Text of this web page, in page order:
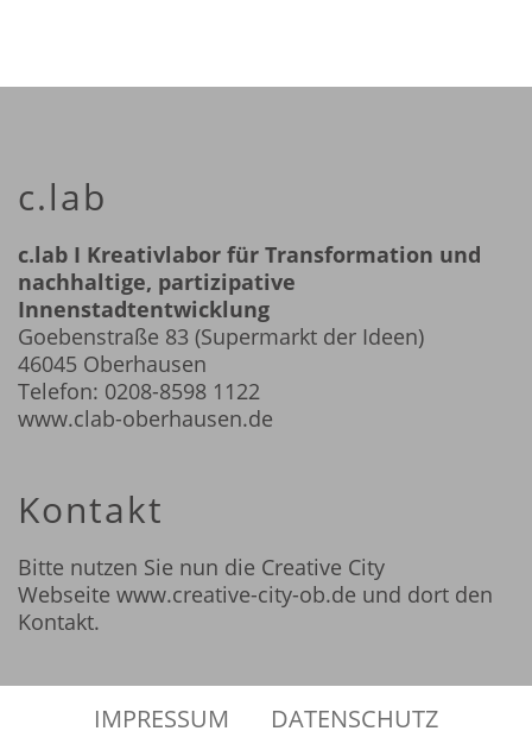
c.lab
c.lab I Kreativlabor für Transformation und
nachhaltige, partizipative
Innenstadtentwicklung
Goebenstraße 83 (Supermarkt der Ideen)
46045 Oberhausen
Telefon: 0208-8598 1122
www.clab-oberhausen.de
Kontakt
Bitte nutzen Sie nun die Creative City
Webseite www.creative-city-ob.de und dort den
Kontakt.
IMPRESSUM DATENSCHUTZ